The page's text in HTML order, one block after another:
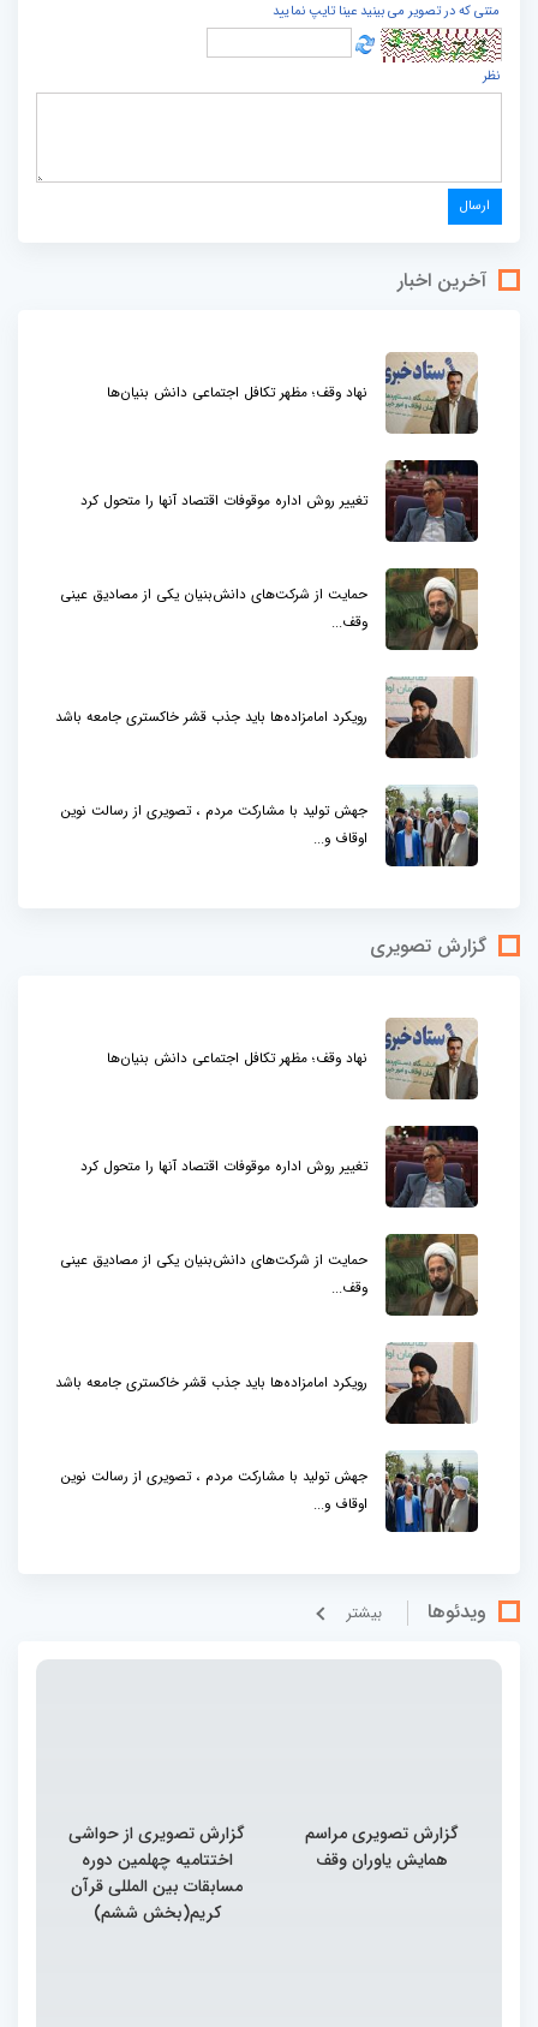
متنی که در تصویر می بینید عینا تایپ نمایید
نظر
آخرین اخبار
نهاد وقف؛ مظهر تکافل اجتماعی دانش بنیان‌ها
تغییر روش اداره موقوفات اقتصاد آنها را متحول کرد
حمایت از شرکت‌های دانش‌بنیان یکی از مصادیق عینی
وقف...
رویکرد امامزاده‌ها باید جذب قشر خاکستری جامعه باشد
جهش تولید با مشارکت مردم ، تصویری از رسالت نوین
اوقاف و...
گزارش تصویری
نهاد وقف؛ مظهر تکافل اجتماعی دانش بنیان‌ها
تغییر روش اداره موقوفات اقتصاد آنها را متحول کرد
حمایت از شرکت‌های دانش‌بنیان یکی از مصادیق عینی
وقف...
رویکرد امامزاده‌ها باید جذب قشر خاکستری جامعه باشد
جهش تولید با مشارکت مردم ، تصویری از رسالت نوین
اوقاف و...
ویدئوها بيشتر
گزارش تصویری مراسم
همایش یاوران وقف
گزارش تصویری از حواشی
اختتامیه چهلمین دوره
مسابقات بین المللی قرآن
کریم(بخش ششم)